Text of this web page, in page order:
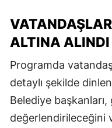
ALTINA ALINDI
Programda
detaylı şekilde
Belediye
değerlendirileceğini